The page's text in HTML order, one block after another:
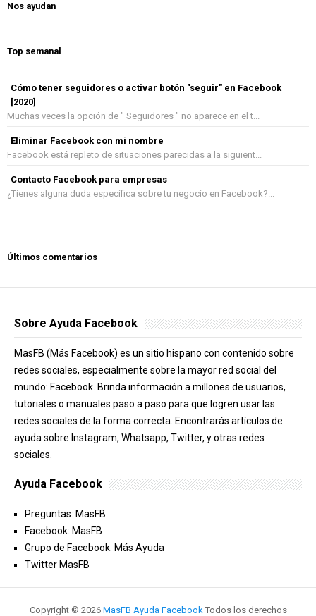
Nos ayudan
Top semanal
Cómo tener seguidores o activar botón "seguir" en Facebook
[2020]
Muchas veces la opción de " Seguidores " no aparece en el t...
Eliminar Facebook con mi nombre
Facebook está repleto de situaciones parecidas a la siguient...
Contacto Facebook para empresas
¿Tienes alguna duda específica sobre tu negocio en Facebook?...
Últimos comentarios
Sobre Ayuda Facebook
MasFB (Más Facebook) es un sitio hispano con contenido sobre
redes sociales, especialmente sobre la mayor red social del
mundo: Facebook. Brinda información a millones de usuarios,
tutoriales o manuales paso a paso para que logren usar las
redes sociales de la forma correcta. Encontrarás artículos de
ayuda sobre Instagram, Whatsapp, Twitter, y otras redes
sociales.
Ayuda Facebook
Preguntas: MasFB
Facebook: MasFB
Grupo de Facebook: Más Ayuda
Twitter MasFB
Copyright © 2026 MasFB Ayuda FacebookTodos los derechos